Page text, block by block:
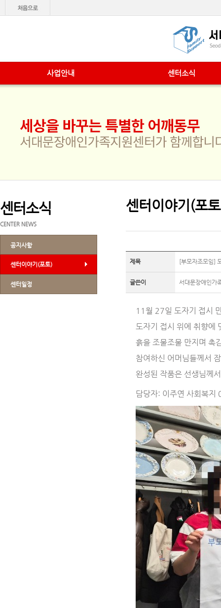
사업안내 센터소식
센터소식
CENTER NEWS
공지사항
센터이야기(포토)
센터일정
센터이야기(포
제목 [부모자조모임]
글쓴이 서대문장애인가
11월 27일 도자기 접시
도자기 접시 위에 취향에
흙을 조물조물 만지며 촉
참여하신 어머님들께서
완성된 작품은 선생님께
담당자: 이주연 사회복